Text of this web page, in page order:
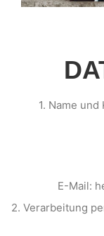
1. Name
E-Mail:
2. Verarbeitung